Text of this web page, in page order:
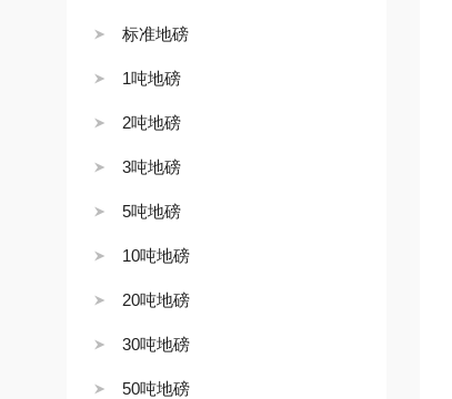
标准地磅
1吨地磅
2吨地磅
3吨地磅
5吨地磅
10吨地磅
20吨地磅
30吨地磅
50吨地磅